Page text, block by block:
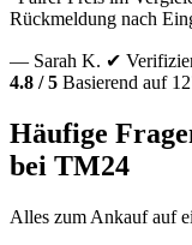
Rückmeldung nach
— Sarah K. ✔
4.8 / 5 Basierend auf
Häufige
bei TM24
Alles zum Ankauf auf